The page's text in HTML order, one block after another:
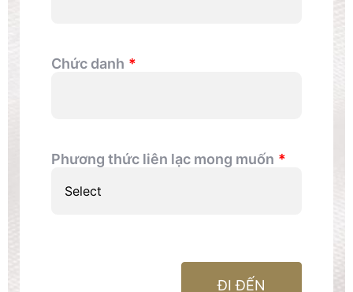
Chức danh
Phương thức liên lạc mong muốn
ĐI ĐẾN